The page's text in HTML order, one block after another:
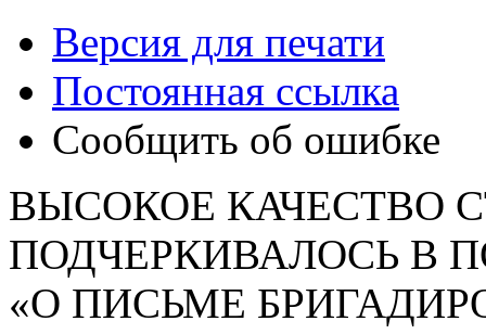
Версия для печати
Постоянная ссылка
Сообщить об ошибке
ВЫСОКОЕ КАЧЕСТВО
ПОДЧЕРКИВАЛОСЬ В
«О ПИСЬМЕ